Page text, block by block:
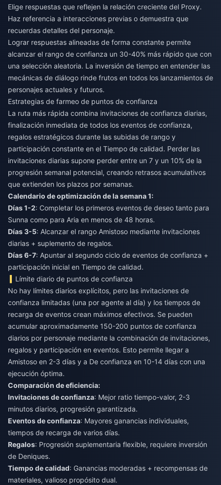
Elige respuestas que reflejen la relación creciente del Proxy.
Haz referencia a interacciones previas o demuestra que
recuerdas detalles del personaje.
Lograr respuestas alineadas de forma constante permite
alcanzar el rango de confianza un 30-40% más rápido que con
una selección aleatoria. La inversión de tiempo en entender las
mecánicas de diálogo rinde frutos en todos los lanzamientos de
personajes actuales y futuros.
Estrategias de farmeo de puntos de confianza
La ruta más rápida combina invitaciones de confianza diarias,
finalización inmediata de todos los eventos de confianza,
regalos estratégicos durante las subidas de rango y
participación constante en el Tiempo de calidad. Perder las
invitaciones diarias supone perder entre un 7 y un 10% de la
progresión semanal potencial, creando retrasos acumulativos
que extienden los plazos por semanas.
Calendario de optimización de la semana 1:
Días 1-2: Completar los primeros eventos de deseo tanto para
Sunna como para Aria en menos de 48 horas.
Días 3-5: Alcanzar el rango Amistoso mediante invitaciones
diarias + suplemento de regalos.
Días 6-7: Apuntar al segundo ciclo de eventos de confianza +
participación inicial en Tiempo de calidad.
Límite diario de puntos de confianza
No hay límites diarios explícitos, pero las invitaciones de
confianza limitadas (una por agente al día) y los tiempos de
recarga de eventos crean máximos efectivos. Se pueden
acumular aproximadamente 150-200 puntos de confianza
diarios por personaje mediante la combinación de invitaciones,
regalos y participación en eventos. Esto permite llegar a
Amistoso en 2-3 días y a De confianza en 10-14 días con una
ejecución óptima.
Comparación de eficiencia:
Invitaciones de confianza: Mejor ratio tiempo-valor, 2-3
minutos diarios, progresión garantizada.
Eventos de confianza: Mayores ganancias individuales,
tiempos de recarga de varios días.
Regalos: Progresión suplementaria flexible, requiere inversión
de Deniques.
Tiempo de calidad: Ganancias moderadas + recompensas de
materiales, valioso propósito dual.